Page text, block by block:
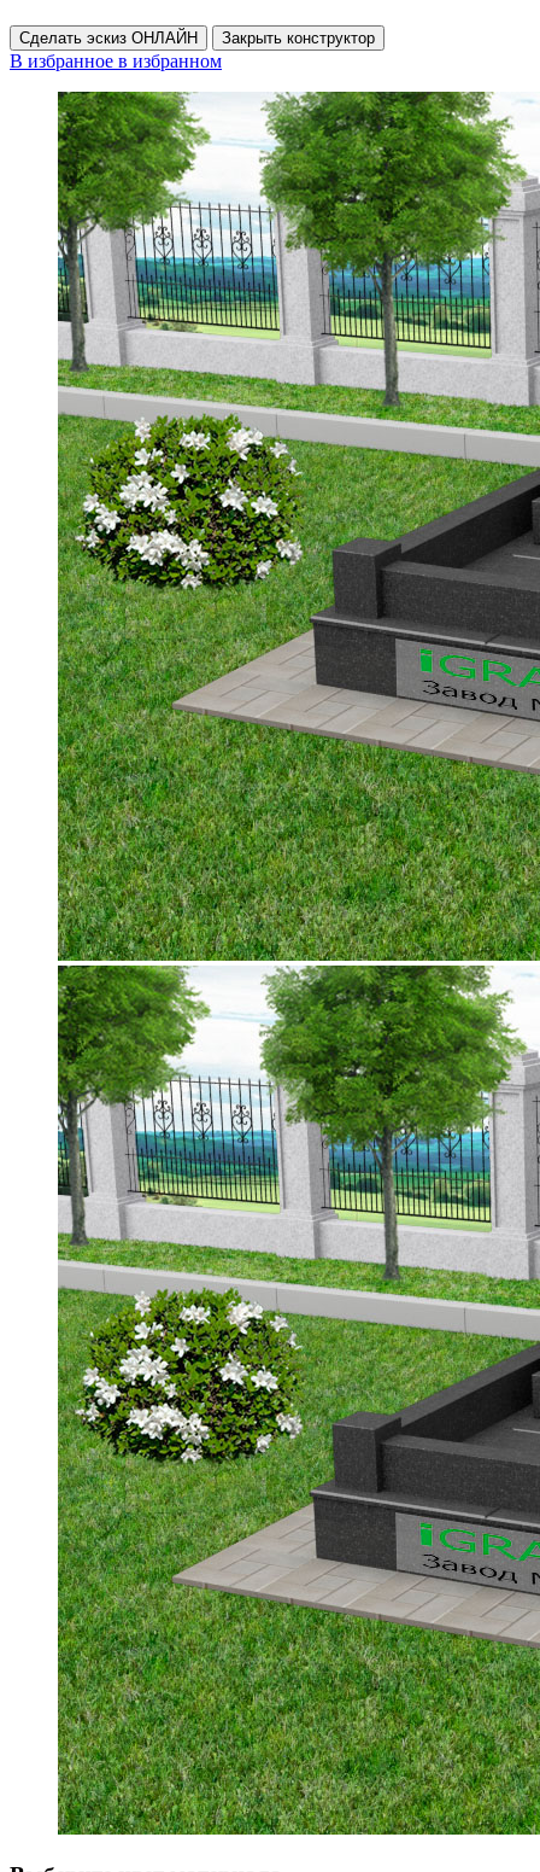
Сделать эскиз ОНЛАЙН Закрыть конструктор
В избранное в избранном